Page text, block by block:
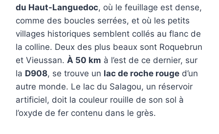
du Haut-Languedoc, où le feuillage est dense,
comme des boucles serrées, et où les petits
villages historiques semblent collés au flanc de
la colline. Deux des plus beaux sont Roquebrun
et Vieussan. À 50 km à l’est de ce dernier, sur
la D908, se trouve un lac de roche rouge d’un
autre monde. Le lac du Salagou, un réservoir
artificiel, doit la couleur rouille de son sol à
l’oxyde de fer contenu dans le grès.